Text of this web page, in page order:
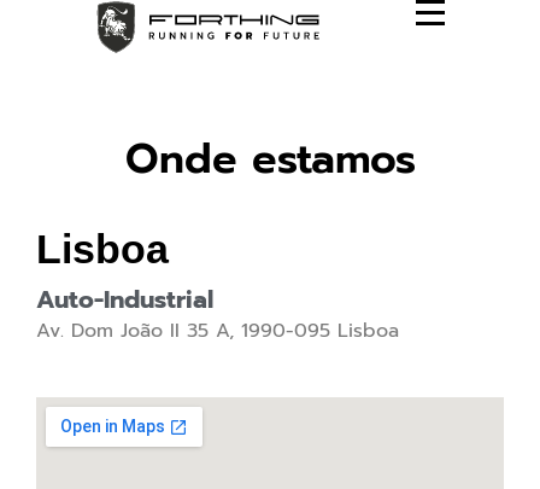
Onde estamos
Lisboa
Auto-Industrial
Av. Dom João II 35 A, 1990-095 Lisboa